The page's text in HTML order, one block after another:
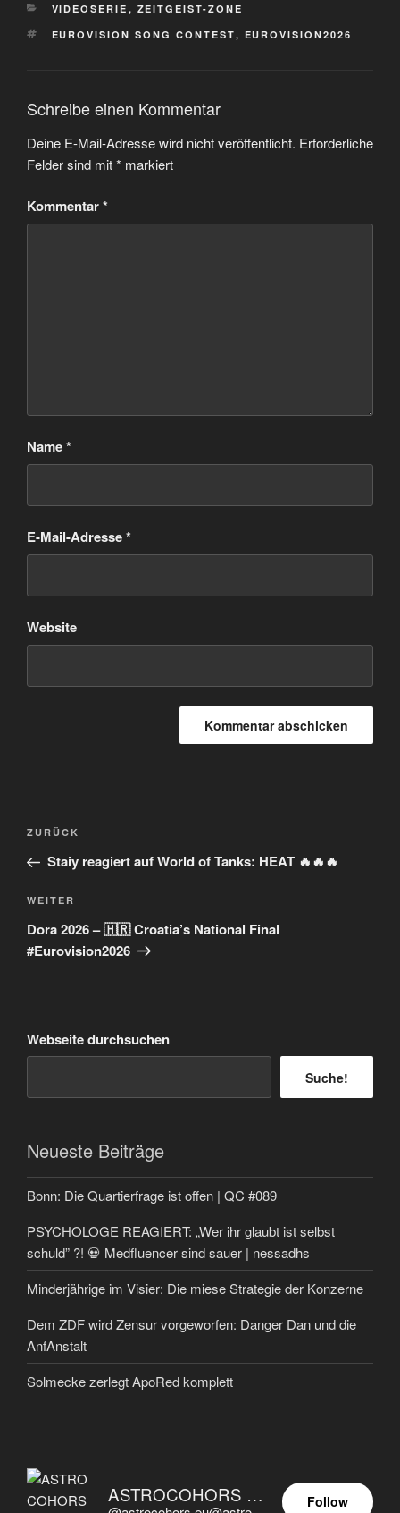
KATEGORIEN
VIDEOSERIE , ZEITGEIST-ZONE
SCHLAGWÖRTER
EUROVISION SONG CONTEST, EUROVISION2026
Schreibe einen Kommentar
Deine E-Mail-Adresse wird nicht veröffentlicht. Erforderliche
Felder sind mit* markiert
Kommentar*
Name*
E-Mail-Adresse*
Website
Beitragsnavigation
Vorheriger
Beitrag
ZURÜCK
Staiy reagiert auf World of Tanks: HEAT 🔥🔥🔥
Nächster
Beitrag
WEITER
Dora 2026 – 🇭🇷 Croatia’s National Final
#Eurovision2026
Webseite durchsuchen
Suche!
Neueste Beiträge
Bonn: Die Quartierfrage ist offen | QC #089
PSYCHOLOGE REAGIERT: „Wer ihr glaubt ist selbst
schuld” ?! 💀 Medfluencer sind sauer | nessadhs
Minderjährige im Visier: Die miese Strategie der Konzerne
Dem ZDF wird Zensur vorgeworfen: Danger Dan und die
AnfAnstalt
Solmecke zerlegt ApoRed komplett
ASTROCOHORS EUNOIA ULTIMA Follow